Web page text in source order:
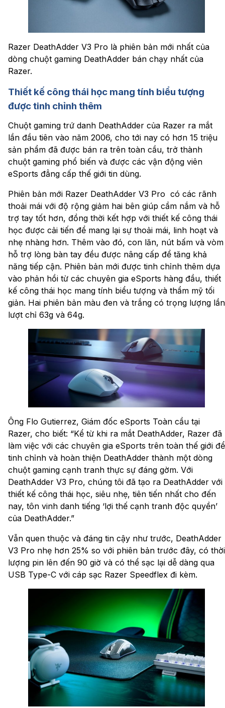
Razer DeathAdder V3 Pro là phiên bản mới nhất của
dòng chuột gaming DeathAdder bán chạy nhất của
Razer.
Thiết kế công thái học mang tính biểu tượng
được tinh chỉnh thêm
Chuột gaming trứ danh DeathAdder của Razer ra mắt
lần đầu tiên vào năm 2006, cho tới nay có hơn 15 triệu
sản phẩm đã được bán ra trên toàn cầu, trở thành
chuột gaming phổ biến và được các vận động viên
eSports đẳng cấp thế giới tin dùng.
Phiên bản mới Razer DeathAdder V3 Pro có các rãnh
thoải mái với độ rộng giảm hai bên giúp cầm nắm và hỗ
trợ tay tốt hơn, đồng thời kết hợp với thiết kế công thái
học được cải tiến để mang lại sự thoải mái, linh hoạt và
nhẹ nhàng hơn. Thêm vào đó, con lăn, nút bấm và vòm
hỗ trợ lòng bàn tay đều được nâng cấp để tăng khả
năng tiếp cận. Phiên bản mới được tinh chỉnh thêm dựa
vào phản hồi từ các chuyên gia eSports hàng đầu, thiết
kế công thái học mang tính biểu tượng và thẩm mỹ tối
giản. Hai phiên bản màu đen và trắng có trọng lượng lần
lượt chỉ 63g và 64g.
Ông Flo Gutierrez, Giám đốc eSports Toàn cầu tại
Razer, cho biết: “Kể từ khi ra mắt DeathAdder, Razer đã
làm việc với các chuyên gia eSports trên toàn thế giới để
tinh chỉnh và hoàn thiện DeathAdder thành một dòng
chuột gaming cạnh tranh thực sự đáng gờm. Với
DeathAdder V3 Pro, chúng tôi đã tạo ra DeathAdder với
thiết kế công thái học, siêu nhẹ, tiên tiến nhất cho đến
nay, tôn vinh danh tiếng ‘lợi thế cạnh tranh độc quyền’
của DeathAdder.”
Vẫn quen thuộc và đáng tin cậy như trước, DeathAdder
V3 Pro nhẹ hơn 25% so với phiên bản trước đây, có thời
lượng pin lên đến 90 giờ và có thể sạc lại dễ dàng qua
USB Type-C với cáp sạc Razer Speedflex đi kèm.